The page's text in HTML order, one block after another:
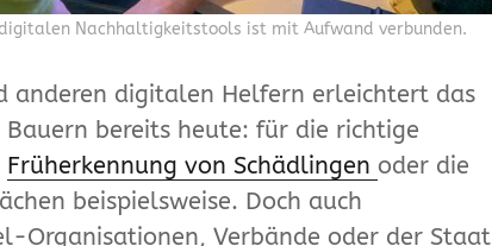
Nachhaltigkeitstools ist mit Aufwand verbunden.
anderen digitalen Helfern erleichtert das
bereits heute: für die richtige
Früherkennung von Schädlingenoder die
beispielsweise. Doch auch
Organisationen, Verbände oder der Staat